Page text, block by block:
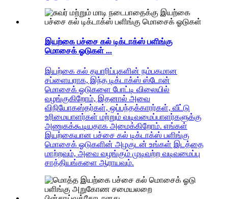
இயற்கை பச்சை கல் டிக்டாக்ஸ் பளிங்கு
மொசைக் ஓடுகள் ...
இயற்கை கல் தயாரிப்புகளின் நம்பகமான
சப்ளையராக, இந்த டிக்டாக்ஸ் ஸ்டோன்
மொசைக் ஓடுகளை போட்டி விலையில்
வழங்குகிறோம், இதனால் அவை
விநியோகஸ்தர்கள், ஒப்பந்தக்காரர்கள், வீட்டு
உரிமையாளர்கள் மற்றும் வடிவமைப்பாளர்களுக்கு
அணுகக்கூடியதாக அமைக்கிறோம். எங்கள்
இயற்கையான பச்சை கல் டிக்டாக்ஸ் பளிங்கு
மொசைக் ஓடுகளின் அழகுடன் உங்கள் இடத்தை
மாற்றவும், அவை வழங்கும் முடிவற்ற வடிவமைப்பு
சாத்தியங்களை ஆராயவும்.